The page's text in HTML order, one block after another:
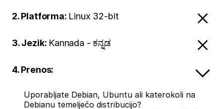
2. Platforma: Linux 32-bit
3. Jezik: Kannada - ಕನ್ನಡ
4. Prenos:
Uporabljate Debian, Ubuntu ali katerokoli na
Debianu temelječo distribucijo?